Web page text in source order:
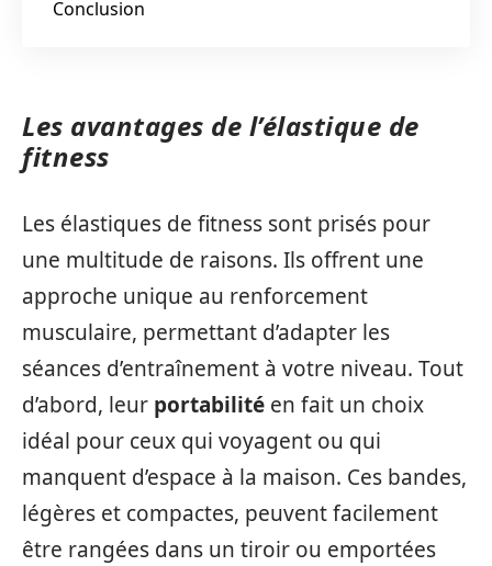
Conclusion
Les avantages de l’élastique de
fitness
Les élastiques de fitness sont prisés pour
une multitude de raisons. Ils offrent une
approche unique au renforcement
musculaire, permettant d’adapter les
séances d’entraînement à votre niveau. Tout
d’abord, leur portabilité en fait un choix
idéal pour ceux qui voyagent ou qui
manquent d’espace à la maison. Ces bandes,
légères et compactes, peuvent facilement
être rangées dans un tiroir ou emportées